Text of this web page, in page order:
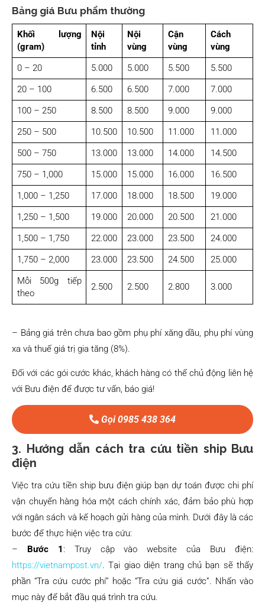
Bảng giá Bưu phẩm thường
Khối lượng
(gram)
Nội
tỉnh
Nội
vùng
Cận
vùng
Cách
vùng
0 – 20
5.000 5.000 5.500
5.500
20 – 100
6.500 6.500 7.000
7.000
100 – 250
8.500 8.500 9.000
9.000
250 – 500
10.500 10.500 11.000
11.000
500 – 750
13.000 13.000 14.000
14.500
750 – 1,000
15.000 15.000 16.000
16.500
1,000 – 1,250
17.000 18.000 18.500
19.000
1,250 – 1,500
19.000 20.000 20.500
21.000
1,500 – 1,750
22.000 23.000 23.500
24.000
1,750 – 2,000
23.000 23.500 24.500
25.000
Mỗi 500g tiếp
theo
2.500 2.500 2.800 3.000
– Bảng giá trên chưa bao gồm phụ phí xăng dầu, phụ phí vùng
xa và thuế giá trị gia tăng (8%).
Đối với các gói cước khác, khách hàng có thể chủ động liên hệ
với Bưu điện để được tư vấn, báo giá!
Gọi 0985 438 364
3. Hướng dẫn cách tra cứu tiền ship Bưu
điện
Việc tra cứu tiền ship bưu điện giúp bạn dự toán được chi phí
vận chuyển hàng hóa một cách chính xác, đảm bảo phù hợp
với ngân sách và kế hoạch gửi hàng của mình. Dưới đây là các
bước để thực hiện việc tra cứu:
– Bước 1 : Truy cập vào website của Bưu điện:
https://vietnampost.vn/. Tại giao diện trang chủ bạn sẽ thấy
phần “Tra cứu cước phí” hoặc “Tra cứu giá cước”. Nhấn vào
mục này để bắt đầu quá trình tra cứu.